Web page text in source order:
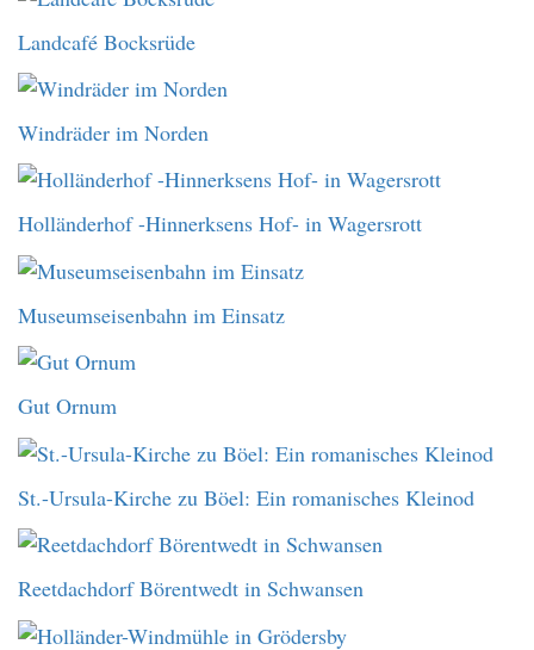
Landcafé Bocksrüde
Windräder im Norden
Holländerhof -Hinnerksens Hof- in Wagersrott
Museumseisenbahn im Einsatz
Gut Ornum
St.-Ursula-Kirche zu Böel: Ein romanisches Kleinod
Reetdachdorf Börentwedt in Schwansen